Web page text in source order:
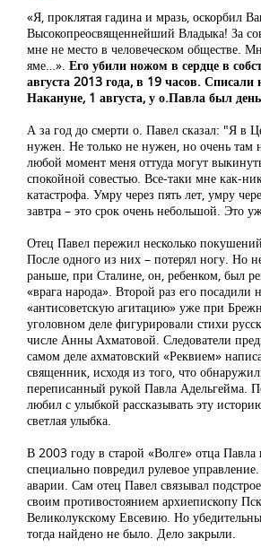
«Я, проклятая гадина и мразь, оскорбил
Высокопреосвященнейший Владыка! За
мне не место в человеческом обществе.
яме…». Его убили ножом в сердце в
августа 2013 года, в 19 часов. Списали
Накануне, 1 августа, у о.Павла был
А за год до смерти о. Павел сказал: "Я в
нужен. Не только не нужен, но очень там
любой момент меня оттуда могут
спокойной совестью. Все-таки мне как-
катастрофа. Умру через пять лет, умру
завтра – это срок очень небольшой. Это
Отец Павел пережил несколько
После одного из них – потерял ногу. Но
раньше, при Сталине, он, ребенком, был
«врага народа». Второй раз его посадили
«антисоветскую агитацию» уже при
уголовном деле фигурировали стихи
числе Анны Ахматовой. Следователи
самом деле ахматовский «Реквием»
священник, исходя из того, что
переписанный рукой Павла Адельгейма.
любил с улыбкой рассказывать эту
светлая улыбка.
В 2003 году в старой «Волге» отца Павла
специально повредил рулевое
аварии. Сам отец Павел связывал
своим противостоянием архиепископу
Великолукскому Евсевию. Но
тогда найдено не было. Дело закрыли.